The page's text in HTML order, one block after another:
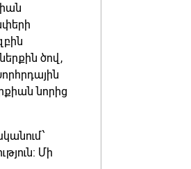
ծով,
նորից
Մի